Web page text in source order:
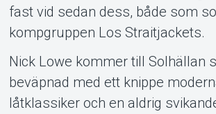
fast vid sedan dess, både som
kompgruppen Los Straitjackets.
Nick Lowe kommer till Solhällan
beväpnad med ett knippe
låtklassiker och en aldrig